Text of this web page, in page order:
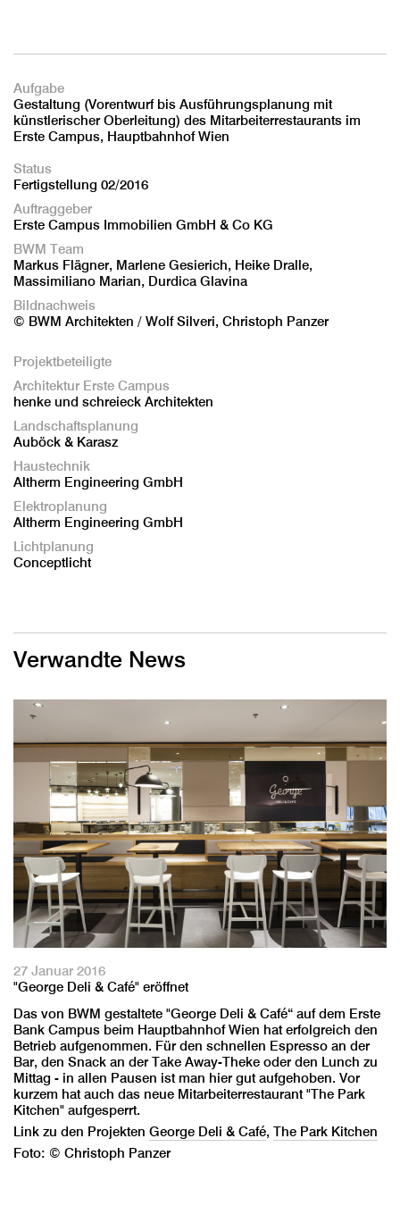
Aufgabe
Gestaltung (Vorentwurf bis Ausführungsplanung mit
künstlerischer Oberleitung) des Mitarbeiterrestaurants im
Erste Campus, Hauptbahnhof Wien
Status
Fertigstellung 02/2016
Auftraggeber
Erste Campus Immobilien GmbH & Co KG
BWM Team
Markus Flägner, Marlene Gesierich, Heike Dralle,
Massimiliano Marian, Durdica Glavina
Bildnachweis
© BWM Architekten / Wolf Silveri, Christoph Panzer
Projektbeteiligte
Architektur Erste Campus
henke und schreieck Architekten
Landschaftsplanung
Auböck & Karasz
Haustechnik
Altherm Engineering GmbH
Elektroplanung
Altherm Engineering GmbH
Lichtplanung
Conceptlicht
Verwandte News
27 Januar 2016
"George Deli & Café" eröffnet
Das von BWM gestaltete "George Deli & Café“ auf dem Erste
Bank Campus beim Hauptbahnhof Wien hat erfolgreich den
Betrieb aufgenommen. Für den schnellen Espresso an der
Bar, den Snack an der Take Away-Theke oder den Lunch zu
Mittag - in allen Pausen ist man hier gut aufgehoben. Vor
kurzem hat auch das neue Mitarbeiterrestaurant "The Park
Kitchen" aufgesperrt.
Link zu den Projekten George Deli & Café, The Park Kitchen
Foto: © Christoph Panzer